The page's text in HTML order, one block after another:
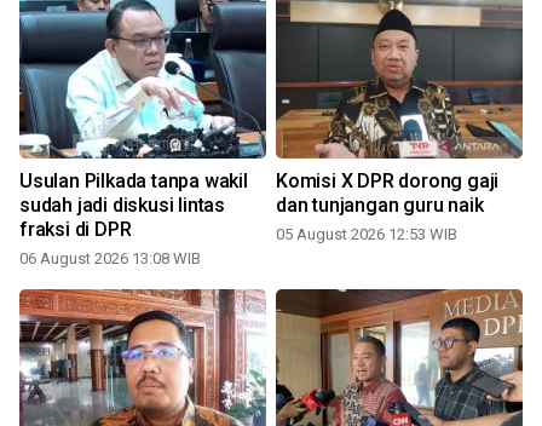
Usulan Pilkada tanpa wakil
sudah jadi diskusi lintas
fraksi di DPR
06 August 2026 13:08 WIB
Komisi X DPR dorong gaji
dan tunjangan guru naik
05 August 2026 12:53 WIB